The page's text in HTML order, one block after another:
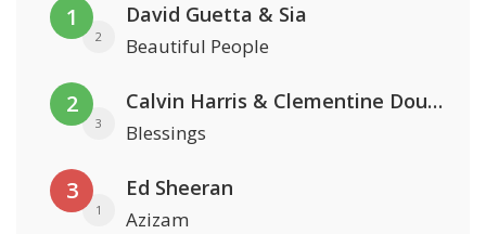
1
2
David Guetta & Sia
Beautiful People
2
3
Calvin Harris & Clementine Douglas
Blessings
3
1
Ed Sheeran
Azizam